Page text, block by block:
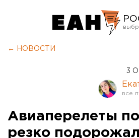
← НОВОСТИ
3
Авиаперелеты
резко